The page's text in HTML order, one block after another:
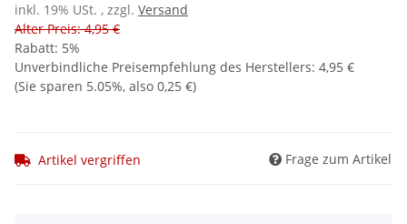
inkl. 19% USt. , zzgl. Versand
Alter Preis: 4,95 €
Rabatt: 5%
Unverbindliche Preisempfehlung des Herstellers: 4,95 €
(Sie sparen 5.05%, also 0,25 €)
Artikel vergriffen Frage zum Artikel